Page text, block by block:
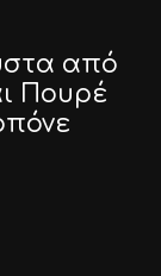
από
Πουρέ